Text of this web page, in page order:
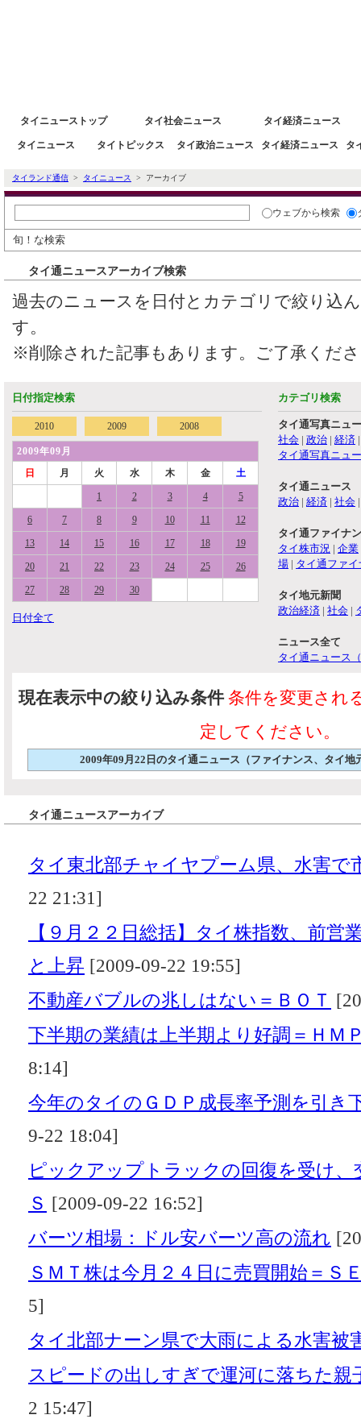
タイニューストップ タイ社会ニュース タイ経済ニュース
タイニュース タイトピックス タイ政治ニュース タイ経済ニュース タ
タイランド通信 > タイニュース > アーカイブ
ウェブから検索
旬！な検索
タイ通ニュースアーカイブ検索
過去のニュースを日付とカテゴリで絞り込
す。
※削除された記事もあります。ご了承くだ
日付指定検索
2010 2009 2008
2009年09月
日
月 火 水 木 金 土
1 2 3 4 5
6 7 8 9 10 11 12
13 14 15 16 17 18 19
20 21 22 23 24 25 26
27 28 29 30
日付全て
カテゴリ検索
タイ通写真ニュ
社会 | 政治 | 経済
タイ通写真ニュ
タイ通ニュース
政治 | 経済 | 社会
タイ通ファイナ
タイ株市況 | 企業
場 | タイ通ファ
タイ地元新聞
政治経済 | 社会 |
ニュース全て
タイ通ニュース
現在表示中の絞り込み条件 条件を変更され
定してください。
2009年09月22日のタイ通ニュース（ファイナンス、タイ地
タイ通ニュースアーカイブ
タイ東北部チャイヤプーム県、水害で
22 21:31]
【９月２２日総括】タイ株指数、前営
と上昇 [2009-09-22 19:55]
不動産バブルの兆しはない＝ＢＯＴ
下半期の業績は上半期より好調＝ＨＭ
8:14]
今年のタイのＧＤＰ成長率予測を引き
9-22 18:04]
ピックアップトラックの回復を受け、
Ｓ [2009-09-22 16:52]
バーツ相場：ドル安バーツ高の流れ
ＳＭＴ株は今月２４日に売買開始＝Ｓ
5]
タイ北部ナーン県で大雨による水害被
スピードの出しすぎで運河に落ちた親
2 15:47]